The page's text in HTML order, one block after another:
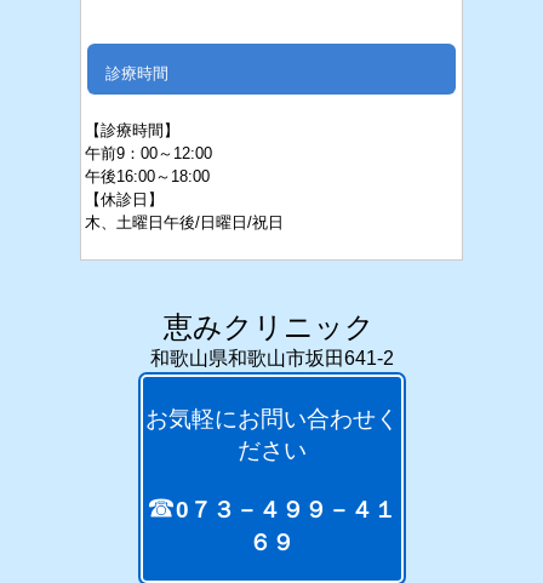
診療時間
【診療時間】
午前9：00～12:00
午後16:00～18:00
【休診日】
木、 土曜日午後/日曜日/祝日
恵みクリニック
和歌山県和歌山市坂田641-2
お気軽にお問い合わせく
ださい
☎0７３－４９９－４１
６９